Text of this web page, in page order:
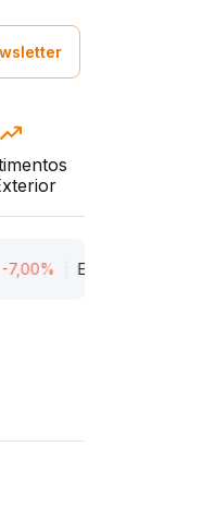
ENGI11